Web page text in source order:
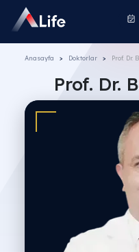
Anasayfa Doktorlar Prof. Dr.
Prof. Dr.